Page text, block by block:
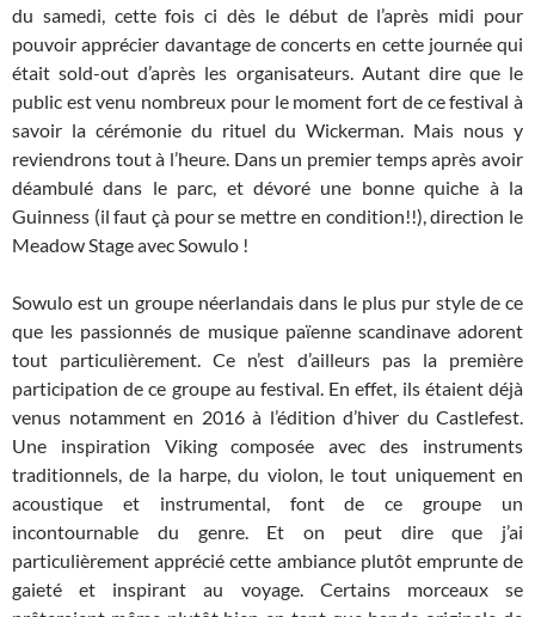
du samedi, cette fois ci dès le début de l’après midi pour
pouvoir apprécier davantage de concerts en cette journée qui
était sold-out d’après les organisateurs. Autant dire que le
public est venu nombreux pour le moment fort de ce festival à
savoir la cérémonie du rituel du Wickerman. Mais nous y
reviendrons tout à l’heure. Dans un premier temps après avoir
déambulé dans le parc, et dévoré une bonne quiche à la
Guinness (il faut çà pour se mettre en condition!!), direction le
Meadow Stage avec Sowulo !
Sowulo est un groupe néerlandais dans le plus pur style de ce
que les passionnés de musique païenne scandinave adorent
tout particulièrement. Ce n’est d’ailleurs pas la première
participation de ce groupe au festival. En effet, ils étaient déjà
venus notamment en 2016 à l’édition d’hiver du Castlefest.
Une inspiration Viking composée avec des instruments
traditionnels, de la harpe, du violon, le tout uniquement en
acoustique et instrumental, font de ce groupe un
incontournable du genre. Et on peut dire que j’ai
particulièrement apprécié cette ambiance plutôt emprunte de
gaieté et inspirant au voyage. Certains morceaux se